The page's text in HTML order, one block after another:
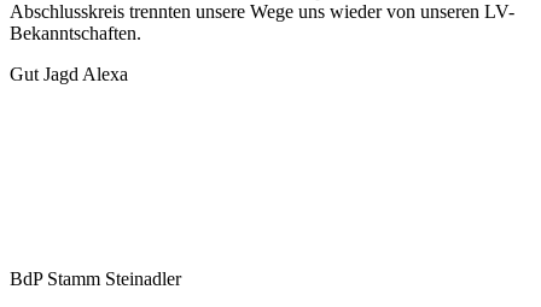
Abschlusskreis trennten unsere Wege uns wieder von unseren LV-
Bekanntschaften.
Gut Jagd Alexa
Es
BdP Stamm Steinadler